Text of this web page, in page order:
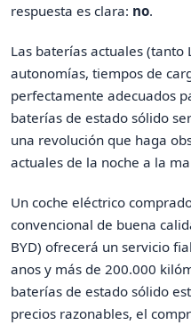
respuesta es clara: no.
Las baterías actuales (tanto
autonomías, tiempos de
perfectamente adecuados
baterías de estado sólido
una revolución que haga
actuales de la noche a la
Un coche eléctrico
convencional de buena
BYD) ofrecerá un servicio
anos y más de 200.000
baterías de estado sólido
precios razonables, el